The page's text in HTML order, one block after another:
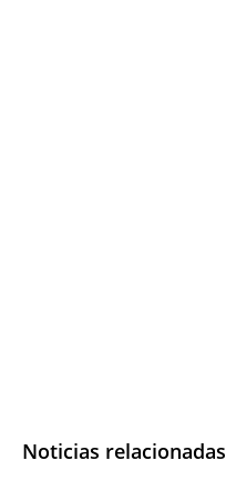
Noticias relacionadas